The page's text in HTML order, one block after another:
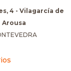
4 - Vilagarcía de
Arousa